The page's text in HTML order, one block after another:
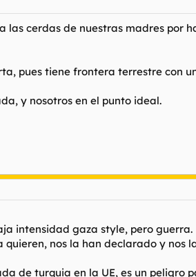
las cerdas de nuestras madres por
pues tiene frontera terrestre con
y nosotros en el punto ideal.
intensidad gaza style, pero
nos la han declarado y nos
de turquia en la UE, es un peligro